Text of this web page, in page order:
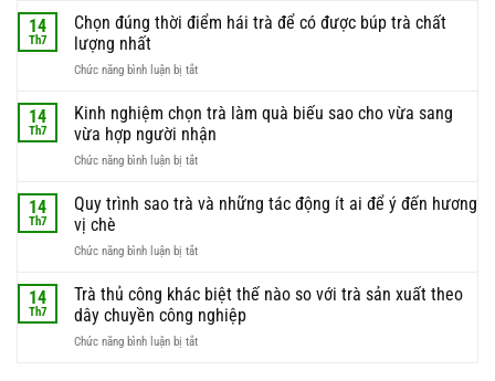
trà
lý
phần
nguyên
liệu
này
được
trà
đón
14
Th7
Chọn đúng thời điểm hái trà để có được búp trà chất
lượng nhất
Chức năng bình luận bị tắtở
đúng
thời
điểm
hái
để
búp
chất
lượng
14
Th7
Kinh nghiệm chọn trà làm quà biếu sao cho vừa sang
vừa hợp người nhận
Chức năng bình luận bị tắtở
nghiệm
làm
biếu
sao
cho
vừa
14
Th7
Quy trình sao trà và những tác động ít ai để ý đến hương
vị chè
Chức năng bình luận bị tắtở
trình
trà
và
14
Th7
Trà thủ công khác biệt thế nào so với trà sản xuất theo
dây chuyền công nghiệp
Chức năng bình luận bị tắtở